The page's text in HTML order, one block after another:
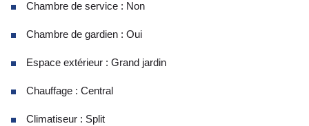
Chambre de service : Non
Chambre de gardien : Oui
Espace extérieur : Grand jardin
Chauffage : Central
Climatiseur : Split